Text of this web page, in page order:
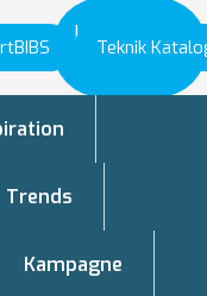
Teknik
Inspiration
til vækst
Trends
Kampagne